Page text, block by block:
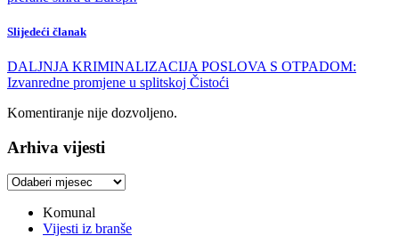
Slijedeći članak
DALJNJA KRIMINALIZACIJA POSLOVA S OTPADOM:
Izvanredne promjene u splitskoj Čistoći
Komentiranje nije dozvoljeno.
Arhiva vijesti
Arhiva
Komunal
Vijesti iz branše